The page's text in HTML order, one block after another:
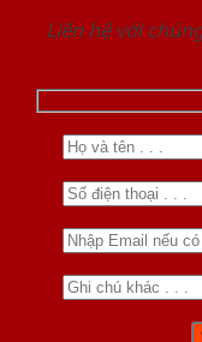
Liên hệ với